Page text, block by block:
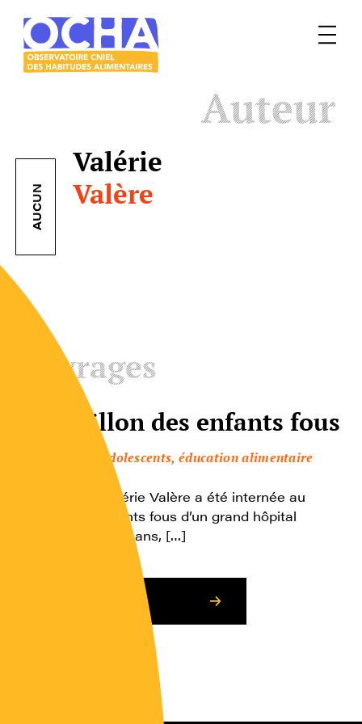
Menu
Auteur
AUCUN
Valérie
Valère
Ouvrages
Le pavillon des enfants fous
Enfants, adolescents, éducation alimentaire
A treize ans, Valérie Valère a été internée au
pavillon des enfants fous d’un grand hôpital
parisien. A quinze ans, […]